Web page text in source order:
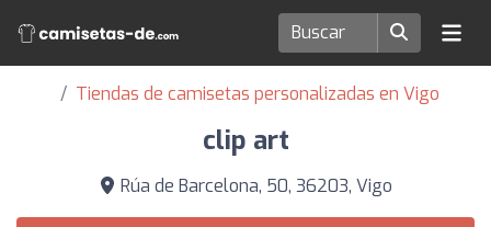
Tiendas de camisetas personalizadas en Vigo
clip art
Rúa de Barcelona, 50, 36203, Vigo